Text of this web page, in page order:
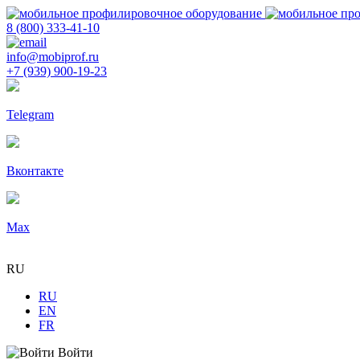
8 (800) 333-41-10
info@mobiprof.ru
+7 (939) 900-19-23
Telegram
Вконтакте
Max
RU
RU
EN
FR
Войти